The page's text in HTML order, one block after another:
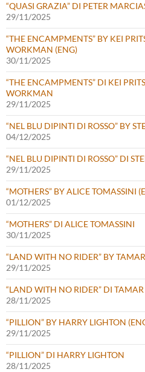
“QUASI GRAZIA” DI PETER
29/11/2025
“THE ENCAMPMENTS” BY KEI
WORKMAN (ENG)
30/11/2025
“THE ENCAMPMENTS” DI KEI
WORKMAN
29/11/2025
“NEL BLU DIPINTI DI ROSSO” BY
04/12/2025
“NEL BLU DIPINTI DI ROSSO” DI
29/11/2025
“MOTHERS” BY ALICE TOMASSINI
01/12/2025
“MOTHERS” DI ALICE TOMASSINI
30/11/2025
“LAND WITH NO RIDER” BY
29/11/2025
“LAND WITH NO RIDER” DI
28/11/2025
“PILLION” BY HARRY LIGHTON
29/11/2025
“PILLION” DI HARRY LIGHTON
28/11/2025